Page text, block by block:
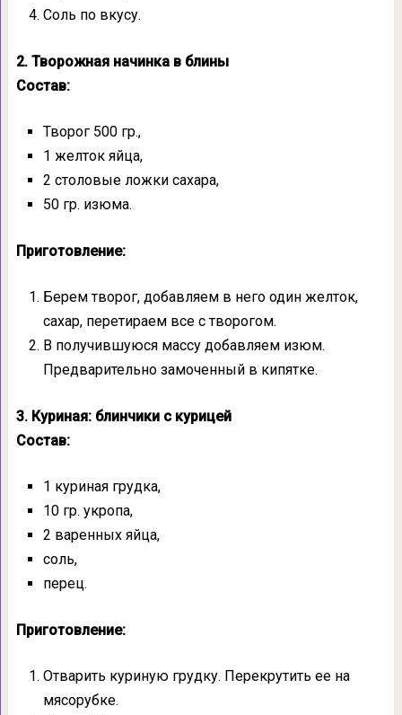
Соль по вкусу.
2. Творожная начинка в блины
Состав:
Творог 500 гр.,
1 желток яйца,
2 столовые ложки сахара,
50 гр. изюма.
Приготовление:
Берем творог, добавляем в него один желток,
сахар, перетираем все с творогом.
В получившуюся массу добавляем изюм.
Предварительно замоченный в кипятке.
3. Куриная: блинчики с курицей
Состав:
1 куриная грудка,
10 гр. укропа,
2 варенных яйца,
соль,
перец.
Приготовление:
Отварить куриную грудку. Перекрутить ее на
мясорубке.